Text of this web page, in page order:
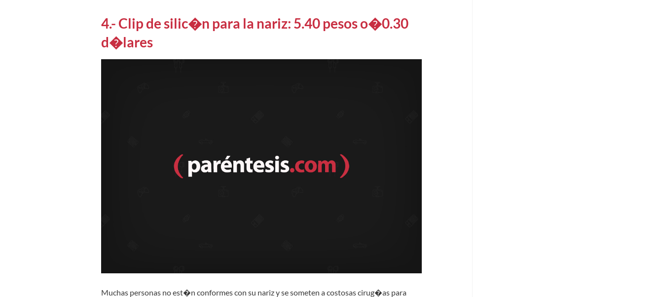
4.- Clip de silic�n para la nariz: 5.40 pesos o�0.30
d�lares
Muchas personas no est�n conformes con su nariz y se someten a costosas cirug�as para